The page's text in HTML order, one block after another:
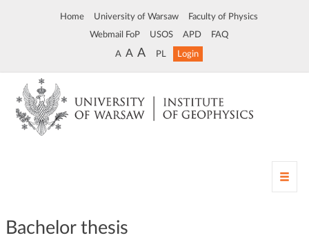
Home University of Warsaw Faculty of Physics
Webmail FoP USOS APD FAQ
A A A PL Login
T
o
Bachelor thesis